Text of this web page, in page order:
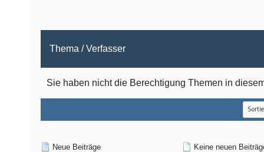
Thema /Verfasser
Sie haben nicht die Berechtigung Themen in
Neue Beiträge
Keine neuen